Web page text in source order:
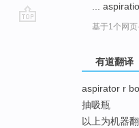
...
基于1个网页
有道翻译
aspirator r
抽吸瓶
以上为机器